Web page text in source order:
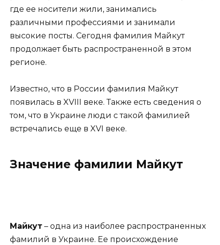
где ее носители жили, занимались
различными профессиями и занимали
высокие посты. Сегодня фамилия Майкут
продолжает быть распространенной в этом
регионе.
Известно, что в России фамилия Майкут
появилась в XVIII веке. Также есть сведения о
том, что в Украине люди с такой фамилией
встречались еще в XVI веке.
Значение фамилии Майкут
Майкут – одна из наиболее распространенных
фамилий в Украине. Ее происхождение